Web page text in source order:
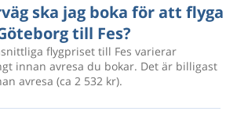
ska jag boka för att flyga
till Fes?
flygpriset till Fes varierar
innan avresa du bokar. Det är billigast
avresa (ca 2 532 kr).